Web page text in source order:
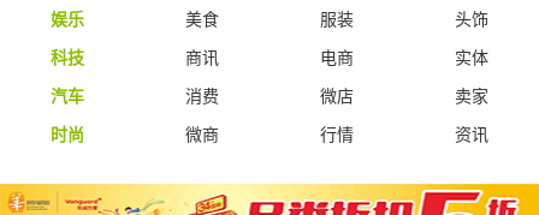
娱乐
美食 服装
头饰
科技
商讯 电商
实体
汽车
消费 微店
卖家
时尚
微商 行情 资讯